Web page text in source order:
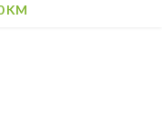
KM